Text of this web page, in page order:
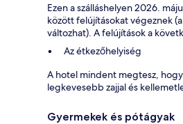
Ezen a szálláshelyen 2026.
között felújításokat végeznek
változhat). A felújítások a
Az étkezőhelyiség
A hotel mindent megtesz,
legkevesebb zajjal és
Gyermekek és pótágyak